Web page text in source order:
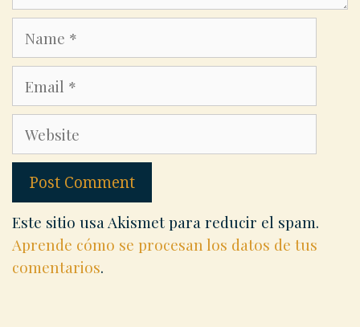
Website
Este sitio usa Akismet para reducir el spam.
Aprende cómo se procesan los datos de tus
comentarios.